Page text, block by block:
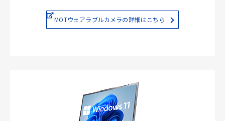
MOTウェアラブルカメラの詳細はこちら